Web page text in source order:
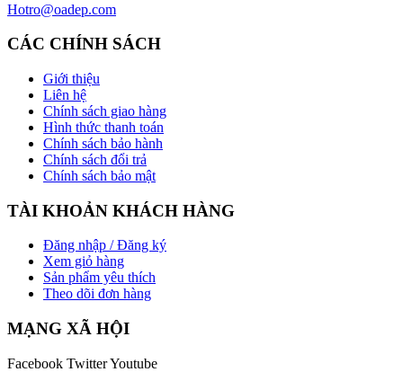
Hotro@oadep.com
CÁC CHÍNH SÁCH
Giới thiệu
Liên hệ
Chính sách giao hàng
Hình thức thanh toán
Chính sách bảo hành
Chính sách đổi trả
Chính sách bảo mật
TÀI KHOẢN KHÁCH HÀNG
Đăng nhập / Đăng ký
Xem giỏ hàng
Sản phẩm yêu thích
Theo dõi đơn hàng
MẠNG XÃ HỘI
Facebook TwitterYoutube